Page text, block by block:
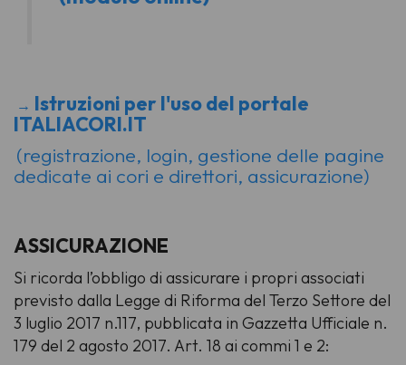
→ Istruzioni per l'uso del portale
ITALIACORI.IT
(registrazione, login, gestione delle pagine
dedicate ai cori e direttori, assicurazione)
ASSICURAZIONE
Si ricorda l’obbligo di assicurare i propri associati
previsto dalla Legge di Riforma del Terzo Settore del
3 luglio 2017 n.117, pubblicata in Gazzetta Ufficiale n.
179 del 2 agosto 2017. Art. 18 ai commi 1 e 2: